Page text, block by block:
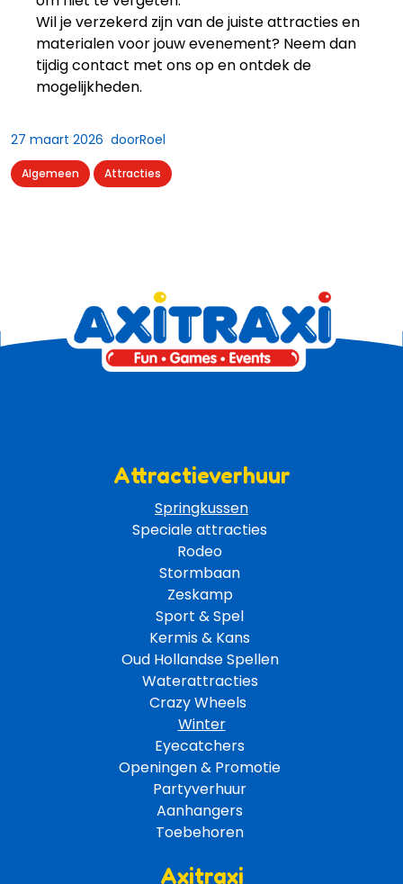
Wil je verzekerd zijn van de juiste attracties en
materialen voor jouw evenement? Neem dan
tijdig contact met ons op en ontdek de
mogelijkheden.
27 maart 2026 doorRoel
Algemeen Attracties
Attractieverhuur
Springkussen
Speciale attracties
Rodeo
Stormbaan
Zeskamp
Sport & Spel
Kermis & Kans
Oud Hollandse Spellen
Waterattracties
Crazy Wheels
Winter
Eyecatchers
Openingen & Promotie
Partyverhuur
Aanhangers
Toebehoren
Axitraxi